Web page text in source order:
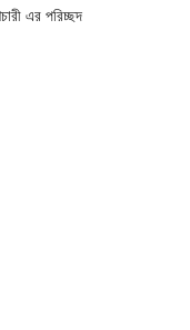
এর পরিচ্ছদ